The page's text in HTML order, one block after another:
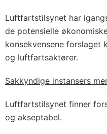
Luftfartstilsynet har
de potensielle
konsekvensene forslaget
og luftfartsaktører.
Sakkyndige instansers
Luftfartstilsynet finner
og akseptabel.